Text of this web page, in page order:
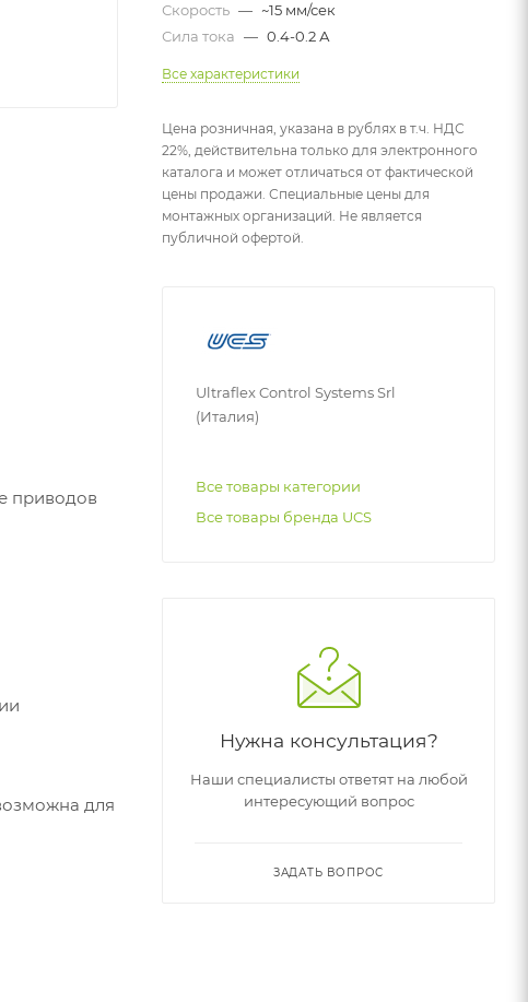
приводов
для
Скорость — ~15 мм/сек
Сила тока — 0.4-0.2 А
Все характеристики
Цена розничная, указана в рублях в т.ч. НДС
22%, действительна только для электронного
каталога и может отличаться от фактической
цены продажи. Специальные цены для
монтажных организаций. Не является
публичной офертой.
Ultraflex Control Systems Srl
(Италия)
Все товары категории
Все товары бренда UCS
Нужна консультация?
Наши специалисты ответят на любой
интересующий вопрос
ЗАДАТЬ ВОПРОС